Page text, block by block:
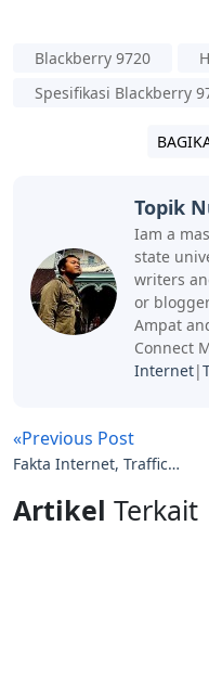
Blackberry 9720
Spesifikasi Blackberry
Topik
Iam a
state
writers
or
Ampat
Connect
Internet|
«Previous Post
Fakta Internet, Traffic
Manusia Melainkan BOT
Artikel Terkait